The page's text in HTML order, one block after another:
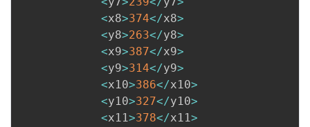
<x8>374</x8>
<y8>263</y8>
<x9>387</x9>
<y9>314</y9>
<x10>386</x10>
<y10>327</y10>
<x11>378</x11>